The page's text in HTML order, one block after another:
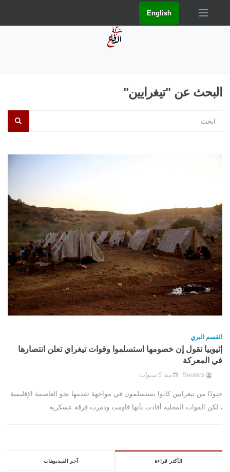
English
البحث عن "تيغرايين"
القسم البري
إثيوبيا تقول إن خصومها استسلموا وقوات تيغراي تعلن انتصارها
في المعركة
Reuters منذ 5 سنوات
جنودًا من تيغرايين كانوا يستسلمون في مواجهة تقدمها نحو العاصمة الإقليمية
، لكن القوات المحلية أفادت بأنها قاومت ودمرت فرقة عسكرية
الأكثر قراءة آخر الفيديوهات